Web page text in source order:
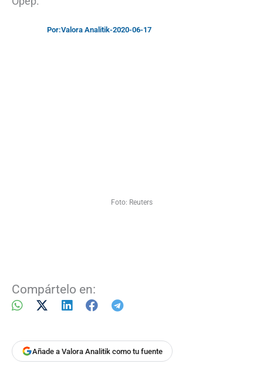
Por:Valora Analitik-2020-06-17
Foto: Reuters
Compártelo en:
Añade a Valora Analitik como tu fuente